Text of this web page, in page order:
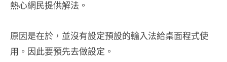
熱心網民提供解法。
原因是在於，並沒有設定預設的輸入法給桌面程式使
用。因此要預先去做設定。